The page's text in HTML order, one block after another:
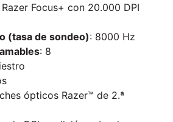
Razer Focus+ con 20.000 DPI
(tasa de sondeo): 8000 Hz
: 8
ópticos Razer™ de 2.ª